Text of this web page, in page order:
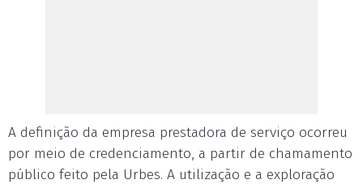
A definição da empresa prestadora de serviço ocorreu
por meio de credenciamento, a partir de chamamento
público feito pela Urbes. A utilização e a exploração